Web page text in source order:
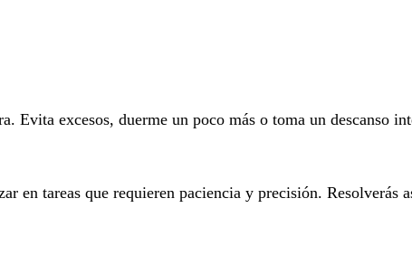
Evita excesos, duerme un poco más o toma un descanso
en tareas que requieren paciencia y precisión. Resolverás